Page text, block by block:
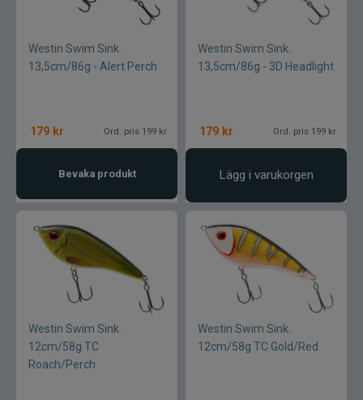
Westin Swim Sink.
13,5cm/86g - Alert Perch
179 kr Ord. pris 199 kr
Bevaka produkt
Westin Swim Sink.
13,5cm/86g - 3D Headlight
179 kr Ord. pris 199 kr
Lägg i varukorgen
Westin Swim Sink.
12cm/58g TC
Roach/Perch
Westin Swim Sink.
12cm/58g TC Gold/Red